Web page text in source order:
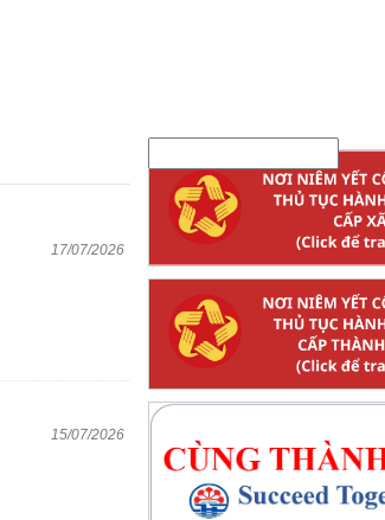
17/07/2026
15/07/2026